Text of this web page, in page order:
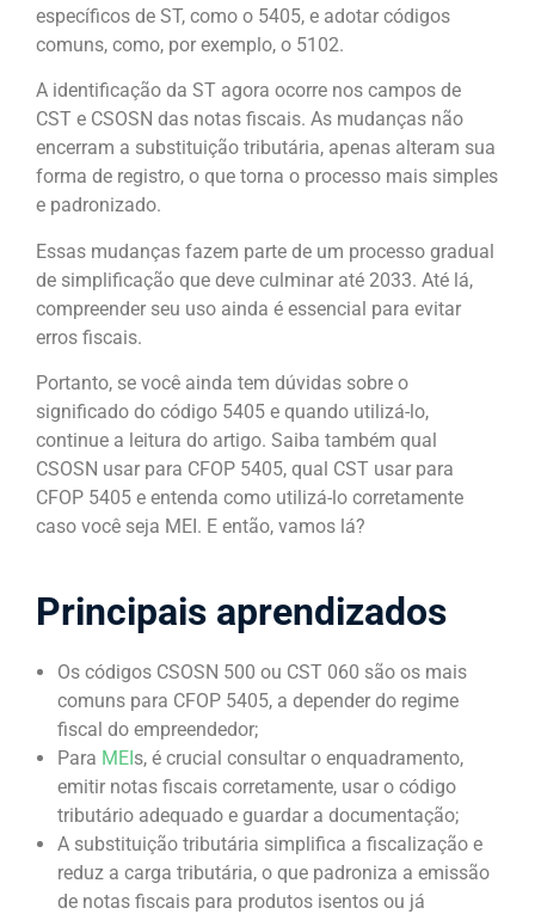
específicos de ST, como o 5405, e adotar códigos
comuns, como, por exemplo, o 5102.
A identificação da ST agora ocorre nos campos de
CST e CSOSN das notas fiscais. As mudanças não
encerram a substituição tributária, apenas alteram sua
forma de registro, o que torna o processo mais simples
e padronizado.
Essas mudanças fazem parte de um processo gradual
de simplificação que deve culminar até 2033. Até lá,
compreender seu uso ainda é essencial para evitar
erros fiscais.
Portanto, se você ainda tem dúvidas sobre o
significado do código 5405 e quando utilizá-lo,
continue a leitura do artigo. Saiba também qual
CSOSN usar​ para CFOP 5405, qual CST usar​ para
CFOP 5405 e entenda como utilizá-lo corretamente
caso você seja MEI. E então, vamos lá?
Principais aprendizados
Os códigos CSOSN 500 ou CST 060 são os mais
comuns para CFOP 5405, a depender do regime
fiscal do empreendedor;
Para MEIs, é crucial consultar o enquadramento,
emitir notas fiscais corretamente, usar o código
tributário adequado e guardar a documentação;
A substituição tributária simplifica a fiscalização e
reduz a carga tributária, o que padroniza a emissão
de notas fiscais para produtos isentos ou já